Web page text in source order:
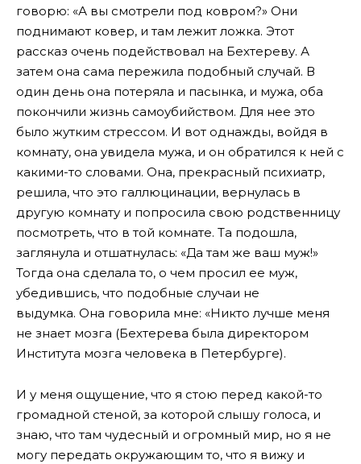
говорю: «А вы смотрели под ковром?» Они
поднимают ковер, и там лежит ложка. Этот
рассказ очень подействовал на Бехтереву. А
затем она сама пережила подобный случай. В
один день она потеряла и пасынка, и мужа, оба
покончили жизнь самоубийством. Для нее это
было жутким стрессом. И вот однажды, войдя в
комнату, она увидела мужа, и он обратился к ней с
какими-то словами. Она, прекрасный психиатр,
решила, что это галлюцинации, вернулась в
другую комнату и попросила свою родственницу
посмотреть, что в той комнате. Та подошла,
заглянула и отшатнулась: «Да там же ваш муж!»
Тогда она сделала то, о чем просил ее муж,
убедившись, что подобные случаи не
выдумка. Она говорила мне: «Никто лучше меня
не знает мозга (Бехтерева была директором
Института мозга человека в Петербурге).
И у меня ощущение, что я стою перед какой-то
громадной стеной, за которой слышу голоса, и
знаю, что там чудесный и огромный мир, но я не
могу передать окружающим то, что я вижу и